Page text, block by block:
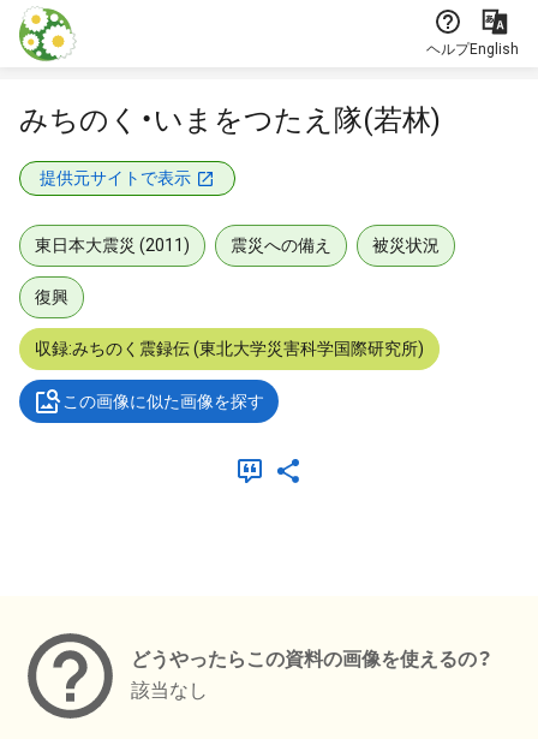
本文に飛ぶ
ヘルプEnglish
みちのく・いまをつたえ隊(若林)
提供元サイトで表示
東日本大震災 (2011) 震災への備え 被災状況
復興
収録:みちのく震録伝 (東北大学災害科学国際研究所)
この画像に似た画像を探す
どうやったらこの資料の画像を使えるの？
該当なし